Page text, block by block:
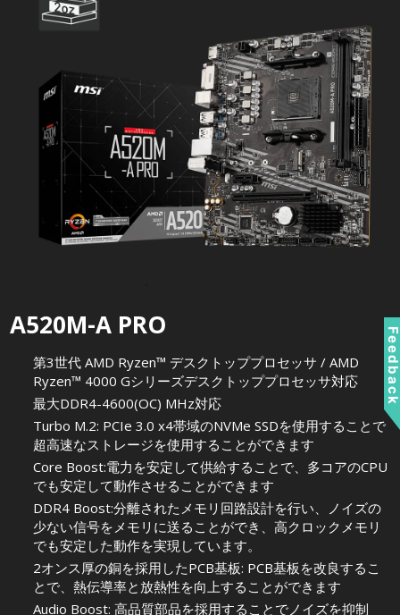
A520M-A PRO
第3世代 AMD Ryzen™ デスクトッププロセッサ / AMD
Ryzen™ 4000 Gシリーズデスクトッププロセッサ対応
最大DDR4-4600(OC) MHz対応
Turbo M.2: PCIe 3.0 x4帯域のNVMe SSDを使用することで
超高速なストレージを使用することができます
Core Boost:電力を安定して供給することで、多コアのCPU
でも安定して動作させることができます
DDR4 Boost:分離されたメモリ回路設計を行い、ノイズの
少ない信号をメモリに送ることができ、高クロックメモリ
でも安定した動作を実現しています。
2オンス厚の銅を採用したPCB基板: PCB基板を改良するこ
とで、熱伝導率と放熱性を向上することができます
Audio Boost: 高品質部品を採用することでノイズを抑制